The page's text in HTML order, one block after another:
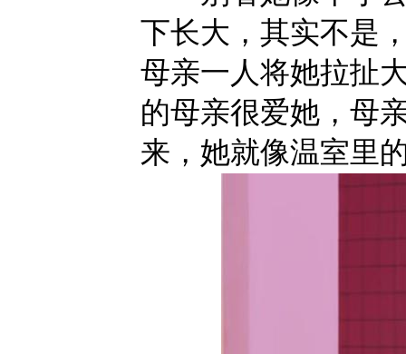
下长大，其实不是
母亲一人将她拉扯
的母亲很爱她，母
来，她就像温室里